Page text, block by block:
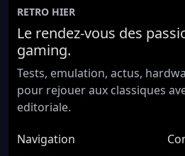
RETRO HIER
Le rendez-vous des
gaming.
Tests, emulation, actus,
pour rejouer aux classiques
editoriale.
Navigation